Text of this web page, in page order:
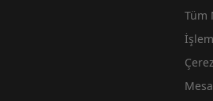
Tüm